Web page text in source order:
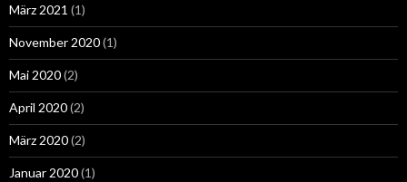
März 2021 (1)
November 2020(1)
Mai 2020(2)
April 2020(2)
März 2020(2)
Januar 2020(1)